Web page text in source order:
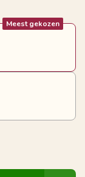
Meest gekozen